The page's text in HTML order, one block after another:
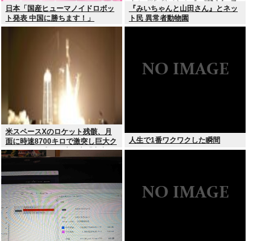
日本「国産ヒューマノイドロボッ
ト発表 中国に勝ちます！」
youtubeで1万いいね
『みいちゃんと山田さん』とネッ
ト民 異常者動物園
米スペースXのロケット残骸、月
面に時速8700キロで激突し巨大ク
レーター形成か…専門家「宇宙ご
み処分に無頓着」
人生で1番ワクワクした瞬間